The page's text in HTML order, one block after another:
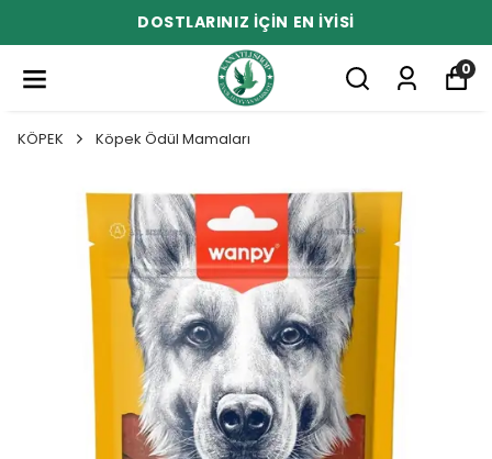
DOSTLARINIZ İÇİN EN İYİSİ
0
KÖPEK Köpek Ödül Mamaları